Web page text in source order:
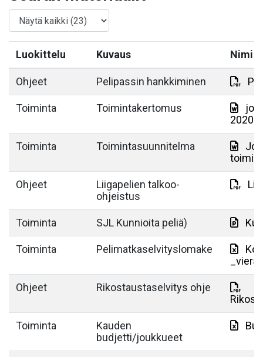
Luokittelu Kuvaus Nimi
Ohjeet Pelipassin hankkiminen
Toiminta Toimintakertomus
Toiminta Toimintasuunnitelma
Ohjeet
Liigapelien talkoo-
ohjeistus
Toiminta SJL Kunnioita peliä)
Toiminta Pelimatkaselvityslomake
Ohjeet
Rikostaustaselvitys ohje
Toiminta
Kauden
budjetti/joukkueet